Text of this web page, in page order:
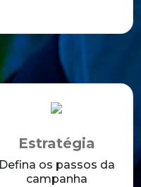
Estratégia
Defina os passos da
campanha